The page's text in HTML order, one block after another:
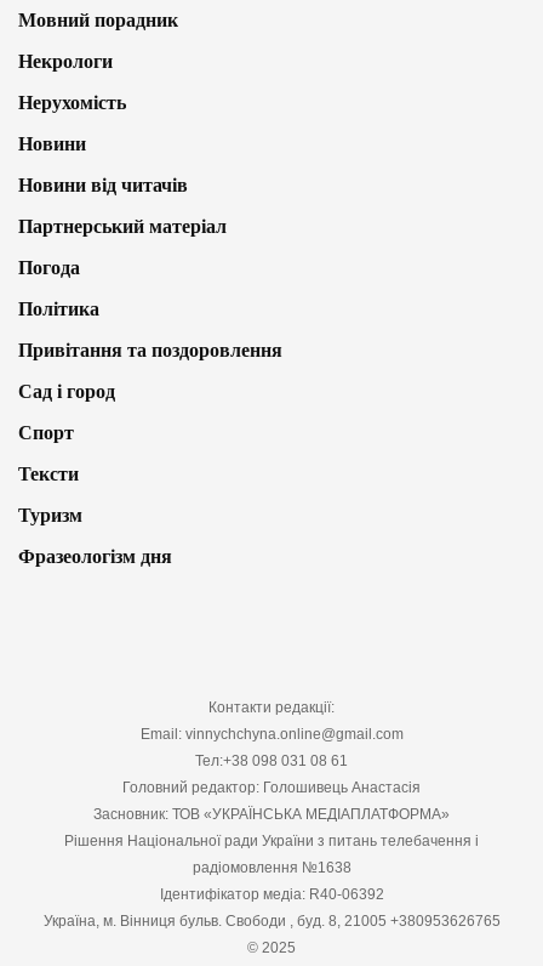
Мовний порадник
Некрологи
Нерухомість
Новини
Новини від читачів
Партнерський матеріал
Погода
Політика
Привітання та поздоровлення
Сад і город
Спорт
Тексти
Туризм
Фразеологізм дня
Контакти редакції:
Email: vinnychchyna.online@gmail.com
Тел:+38 098 031 08 61
Головний редактор: Голошивець Анастасія
Засновник: ТОВ «УКРАЇНСЬКА МЕДІАПЛАТФОРМА»
Рішення Національної ради України з питань телебачення і
радіомовлення №1638
Ідентифікатор медіа: R40-06392
Україна, м. Вінниця бульв. Свободи , буд. 8, 21005 +380953626765
© 2025